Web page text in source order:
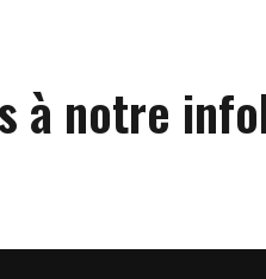
à notre